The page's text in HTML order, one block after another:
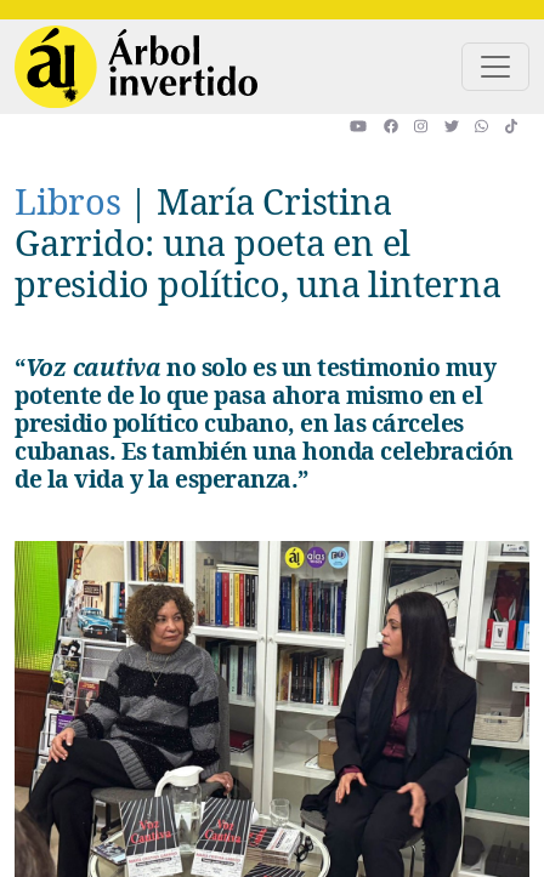
Libros | María Cristina
Garrido: una poeta en el
presidio político, una linterna
“ Voz cautivano solo es un testimonio muy
potente de lo que pasa ahora mismo en el
presidio político cubano, en las cárceles
cubanas. Es también una honda celebración
de la vida y la esperanza.”